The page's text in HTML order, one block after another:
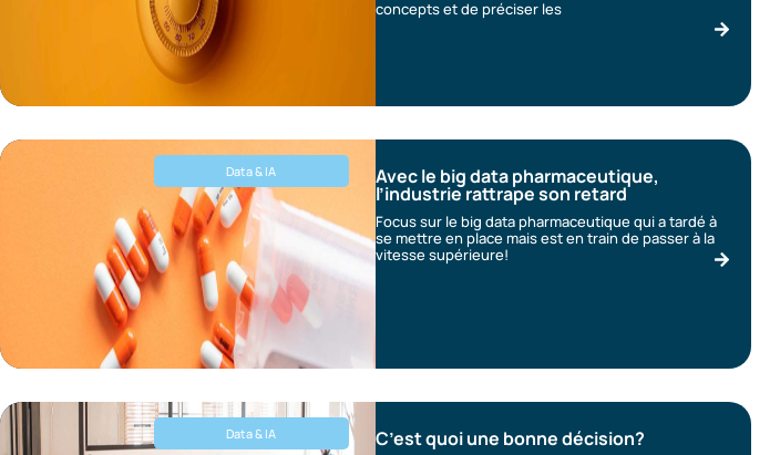
concepts et de préciser les
Data & IA Avec le big data pharmaceutique,
l’industrie rattrape son retard
Focus sur le big data pharmaceutique qui a tardé à
se mettre en place mais est en train de passer à la
vitesse supérieure!
Data & IA C’est quoi une bonne décision?